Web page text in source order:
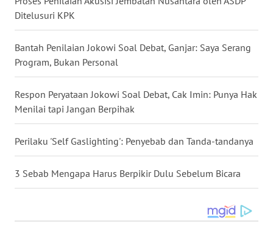
Ditelusuri KPK
Bantah Penilaian Jokowi Soal Debat, Ganjar: Saya Serang
Program, Bukan Personal
Respon Peryataan Jokowi Soal Debat, Cak Imin: Punya Hak
Menilai tapi Jangan Berpihak
Perilaku 'Self Gaslighting': Penyebab dan Tanda-tandanya
3 Sebab Mengapa Harus Berpikir Dulu Sebelum Bicara
WN
KALTIM
WN
SULSEL
WN
GORONTALO
WN
SULUT
WN